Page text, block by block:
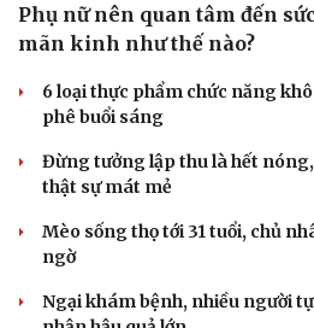
Phụ nữ nên quan tâm đến
mãn kinh như thế nào?
6 loại thực phẩm chức năng
phê buổi sáng
Đừng tưởng lập thu là hết
thật sự mát mẻ
Mèo sống thọ tới 31 tuổi, chủ
ngờ
Ngại khám bệnh, nhiều người